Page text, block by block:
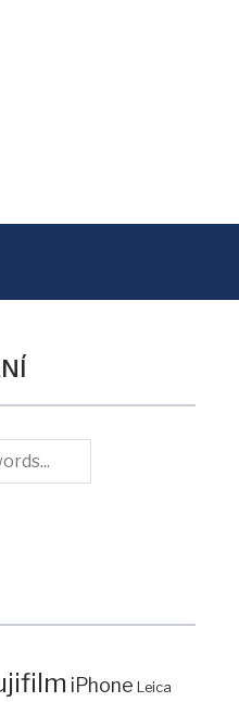
iPhone Leica